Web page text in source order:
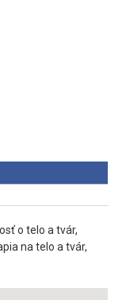
o telo a tvár,
na telo a tvár,